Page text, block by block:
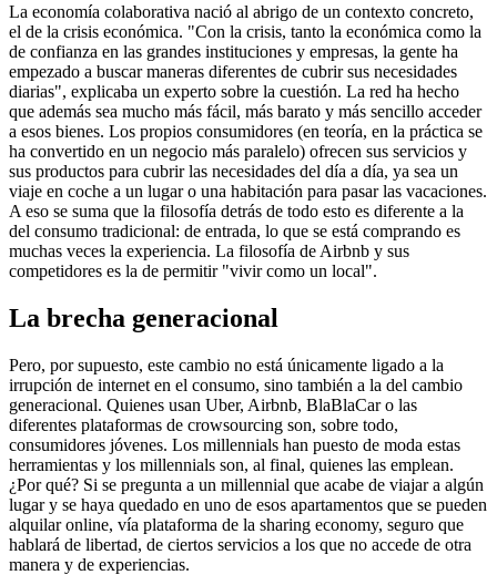
La economía colaborativa nació al abrigo de un contexto concreto,
el de la crisis económica. "Con la crisis, tanto la económica como la
de confianza en las grandes instituciones y empresas, la gente ha
empezado a buscar maneras diferentes de cubrir sus necesidades
diarias", explicaba un experto sobre la cuestión. La red ha hecho
que además sea mucho más fácil, más barato y más sencillo acceder
a esos bienes. Los propios consumidores (en teoría, en la práctica se
ha convertido en un negocio más paralelo) ofrecen sus servicios y
sus productos para cubrir las necesidades del día a día, ya sea un
viaje en coche a un lugar o una habitación para pasar las vacaciones.
A eso se suma que la filosofía detrás de todo esto es diferente a la
del consumo tradicional: de entrada, lo que se está comprando es
muchas veces la experiencia. La filosofía de Airbnb y sus
competidores es la de permitir "vivir como un local".
La brecha generacional
Pero, por supuesto, este cambio no está únicamente ligado a la
irrupción de internet en el consumo, sino también a la del cambio
generacional. Quienes usan Uber, Airbnb, BlaBlaCar o las
diferentes plataformas de crowsourcing son, sobre todo,
consumidores jóvenes. Los millennials han puesto de moda estas
herramientas y los millennials son, al final, quienes las emplean.
¿Por qué? Si se pregunta a un millennial que acabe de viajar a algún
lugar y se haya quedado en uno de esos apartamentos que se pueden
alquilar online, vía plataforma de la sharing economy, seguro que
hablará de libertad, de ciertos servicios a los que no accede de otra
manera y de experiencias.